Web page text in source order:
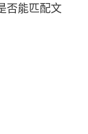
否能匹配文